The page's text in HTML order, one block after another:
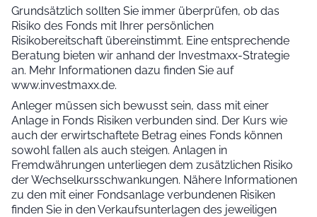
Grundsätzlich sollten Sie immer überprüfen, ob das
Risiko des Fonds mit Ihrer persönlichen
Risikobereitschaft übereinstimmt. Eine entsprechende
Beratung bieten wir anhand der Investmaxx-Strategie
an. Mehr Informationen dazu finden Sie auf
www.investmaxx.de.
Anleger müssen sich bewusst sein, dass mit einer
Anlage in Fonds Risiken verbunden sind. Der Kurs wie
auch der erwirtschaftete Betrag eines Fonds können
sowohl fallen als auch steigen. Anlagen in
Fremdwährungen unterliegen dem zusätzlichen Risiko
der Wechselkursschwankungen. Nähere Informationen
zu den mit einer Fondsanlage verbundenen Risiken
finden Sie in den Verkaufsunterlagen des jeweiligen